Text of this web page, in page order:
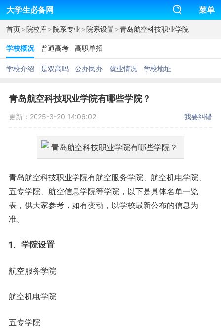
大学生必备网 菜单
首页>院校库>院系专业>院系设置>青岛航空科技职业学院
学校概况 普通高考 高职单招
学校介绍 是双高吗 公办民办 就业情况 学校地址
青岛航空科技职业学院有哪些学院？
更新：2025-3-20 14:06:02 我要纠错
青岛航空科技职业学院有航空服务学院、航空机电学院、
五专学院、航空信息学院等学院，以下是具体名单一览
表，供大家参考，如有变动，以学校最新公布的信息为
准。
1、学院设置
航空服务学院
航空机电学院
五专学院